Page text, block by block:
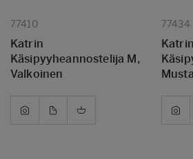
77410
Katrin
Käsipyyheannostelija M,
Valkoinen
77434
Katrin
Musta